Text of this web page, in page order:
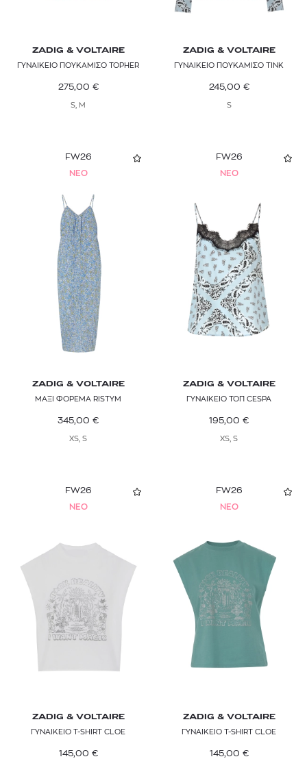
ZADIG & VOLTAIRE
ΓΥΝΑΙΚΕΙΟ ΠΟΥΚΑΜΙΣΟ TOPHER
275,00 €
S, M
ZADIG & VOLTAIRE
ΓΥΝΑΙΚΕΙΟ ΠΟΥΚΑΜΙΣΟ TINK
245,00 €
S
FW26
NEO
ZADIG & VOLTAIRE
ΜΑΞΙ ΦΟΡΕΜΑ RISTYM
345,00 €
XS, S
FW26
NEO
ZADIG & VOLTAIRE
ΓΥΝΑΙΚΕΙΟ ΤΟΠ CESPA
195,00 €
XS, S
FW26
NEO
ZADIG & VOLTAIRE
ΓΥΝΑΙΚΕΙΟ T-SHIRT CLOE
145,00 €
FW26
NEO
ZADIG & VOLTAIRE
ΓΥΝΑΙΚΕΙΟ T-SHIRT CLOE
145,00 €